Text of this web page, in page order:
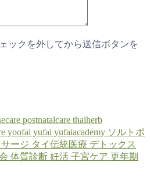
ックを外してから送信ボタンを
postnatalcare thaiherb
yoofai yufai yufaiacademy ソルトポ
ージ タイ伝統医療 デトックス
体質診断 妊活 子宮ケア 更年期